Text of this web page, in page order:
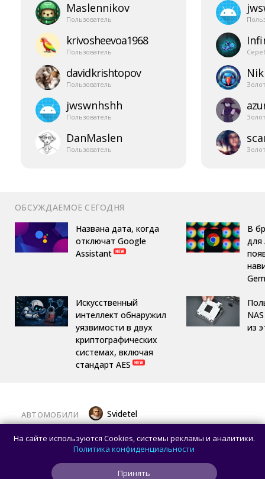
Maslennikov
Пользователь
krivosheevoa1968
Пользователь
davidkrishtopov
Пользователь
jwswnhshh
Пользователь
DanMaslen
Пользователь
ОБСУЖДАЕМОЕ СЕГОДНЯ
Названа дата, когда
отключат Google
Assistant
Искусственный
интеллект обнаружил
уязвимости в двух
криптографических
системах, включая
стандарт AES
В
для
из
АВТОМОБИЛИ Svidetel
В России стартовали продажи
гибридного TANK 400 «Техно
Премиум» — цены и комплектации
На сайте используются Cookies, системы рекламы и аналитики.
Политика конфиденциальности
Принять